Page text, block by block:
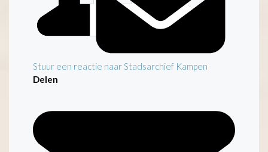
Stuur een reactie naar Stadsarchief Kampen
Delen